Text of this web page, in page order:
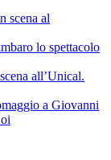
scena al
lo spettacolo
all’Unical.
a Giovanni